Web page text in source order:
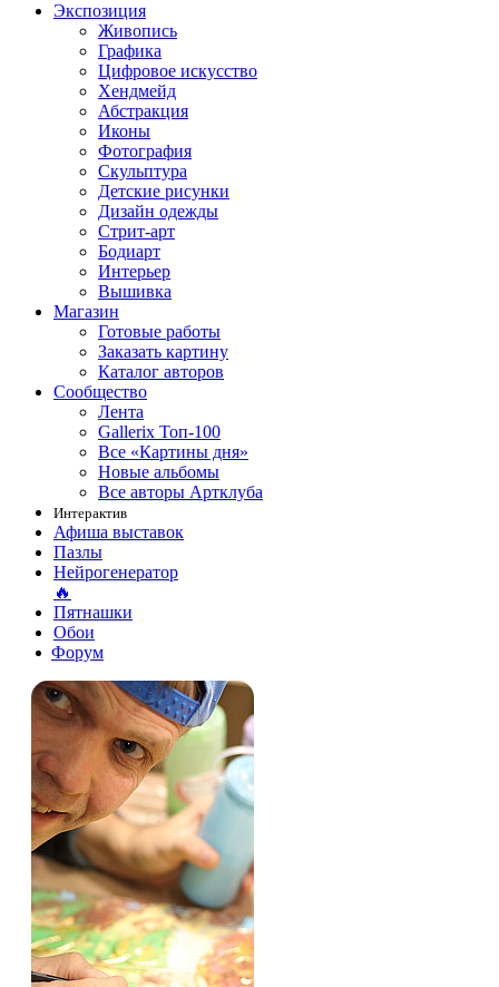
Экспозиция
Живопись
Графика
Цифровое искусство
Хендмейд
Абстракция
Иконы
Фотография
Скульптура
Детские рисунки
Дизайн одежды
Стрит-арт
Бодиарт
Интерьер
Вышивка
Магазин
Готовые работы
Заказать картину
Каталог авторов
Сообщество
Лента
Gallerix Топ-100
Все «Картины дня»
Новые альбомы
Все авторы Артклуба
Интерактив
Афиша выставок
Пазлы
Нейрогенератор
🔥
Пятнашки
Обои
Форум